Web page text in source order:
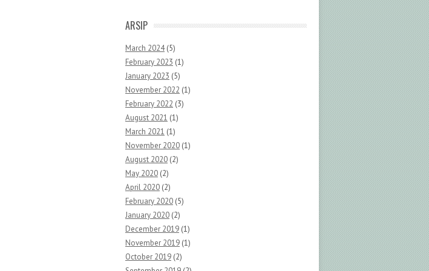
ARSIP
March 2024(5)
February 2023 (1)
January 2023 (5)
November 2022 (1)
February 2022 (3)
August 2021 (1)
March 2021 (1)
November 2020 (1)
August 2020 (2)
May 2020 (2)
April 2020 (2)
February 2020 (5)
January 2020 (2)
December 2019 (1)
November 2019 (1)
October 2019 (2)